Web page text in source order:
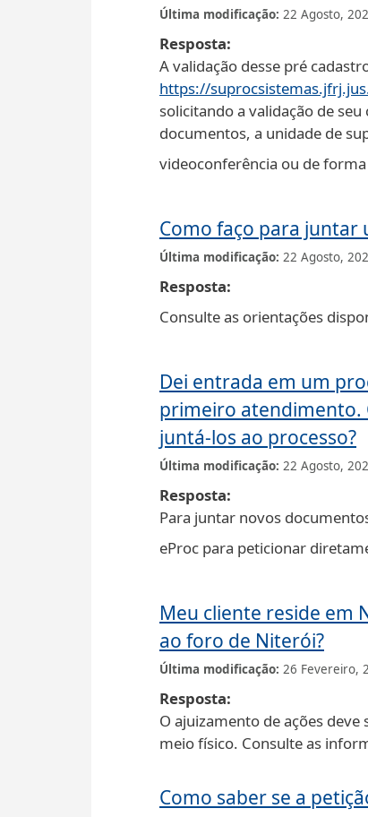
Última modificação 22 Agosto,
Resposta
A validação desse pré
https://
solicitando a validação de
documentos, a unidade de
videoconferência ou de
Como faço para juntar
Última modificação 22 Agosto,
Resposta
Consulte as orientações
Dei entrada em um
primeiro atendimento.
juntá-los ao processo?
Última modificação 22 Agosto,
Resposta
Para juntar novos
eProc para peticionar
Meu cliente reside em
ao foro de Niterói?
Última modificação 26 Fevereiro,
Resposta
O ajuizamento de ações
meio físico. Consulte as
Como saber se a